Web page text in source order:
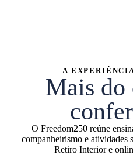
A
Mais do
O Freedom250 reúne
companheirismo e atividades
Retiro Interior e